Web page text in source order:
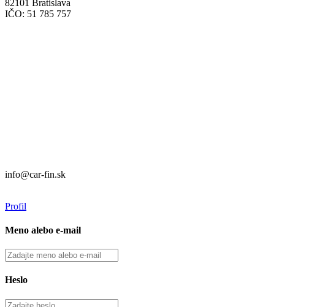
82101 Bratislava
IČO: 51 785 757
info@car-fin.sk
Profil
Meno alebo e-mail
Heslo